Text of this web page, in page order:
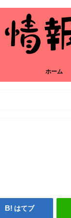
ホーム
はてブ